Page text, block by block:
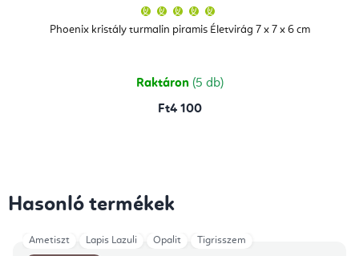
Phoenix kristály turmalin piramis Életvirág 7 x 7 x 6 cm
átlagos
értékelése
csillag.
Raktáron (5 db)
Ft4 100
Hasonló termékek
Ametiszt Lapis Lazuli Opalit Tigrisszem